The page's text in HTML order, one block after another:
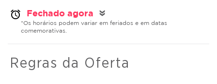
alarm Fechado agora double_arrow
*Os horários podem variar em feriados e em datas
comemorativas.
Regras da Oferta